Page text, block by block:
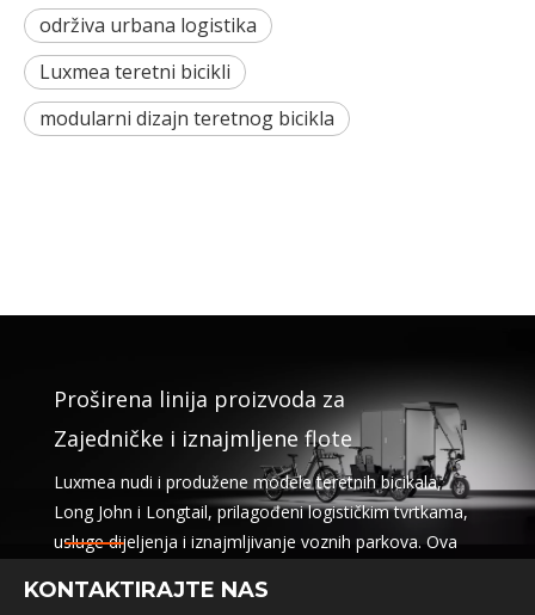
održiva urbana logistika
Luxmea teretni bicikli
modularni dizajn teretnog bicikla
Proširena linija proizvoda za
Zajedničke i iznajmljene flote
Luxmea nudi i produžene modele teretnih bicikala,
Long John i Longtail, prilagođeni logističkim tvrtkama,
usluge dijeljenja i iznajmljivanje voznih parkova. Ova
s fleksibilnošću za tvrtke koje skaliraju održivu
KONTAKTIRAJTE NAS